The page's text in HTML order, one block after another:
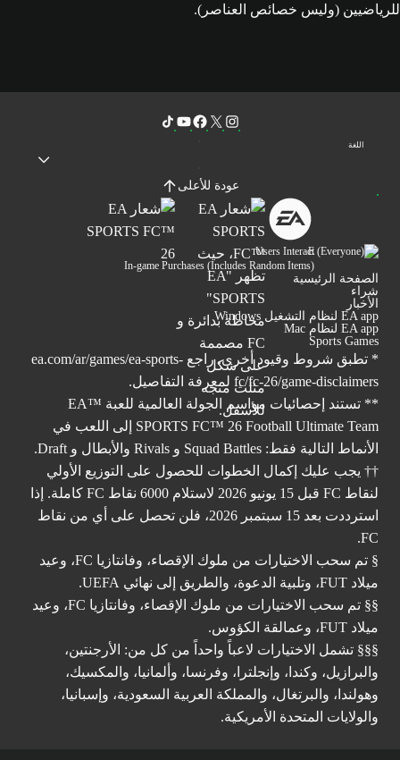
للرياضيين (وليس خصائص العناصر).
اللغة
عودة للأعلى
Users Interact
In-game Purchases (Includes Random Items)
الصفحة الرئيسية
شراء
الأخبار
EA app لنظام التشغيل Windows
EA app لنظام Mac
Sports Games
* تطبق شروط وقيود أخرى. راجع ea.com/ar/games/ea-sports-
fc/fc-26/game-disclaimers لمعرفة التفاصيل.
** تستند إحصائيات مواسم الجولة العالمية للعبة ™EA
SPORTS FC™ 26 Football Ultimate Team إلى اللعب في
الأنماط التالية فقط: Squad Battles و Rivals والأبطال و Draft.
†† يجب عليك إكمال الخطوات للحصول على التوزيع الأولي
لنقاط FC قبل 15 يونيو 2026 لاستلام 6000 نقاط FC كاملة. إذا
استرددت بعد 15 سبتمبر 2026، فلن تحصل على أي من نقاط
FC.
§ تم سحب الاختيارات من ملوك الإقصاء، وفانتازيا FC، وعيد
ميلاد FUT، وتلبية الدعوة، والطريق إلى نهائي UEFA.
§§ تم سحب الاختيارات من ملوك الإقصاء، وفانتازيا FC، وعيد
ميلاد FUT، وعمالقة الكؤوس.
§§§ تشمل الاختيارات لاعباً واحداً من كل من: الأرجنتين،
والبرازيل، وكندا، وإنجلترا، وفرنسا، وألمانيا، والمكسيك،
وهولندا، والبرتغال، والمملكة العربية السعودية، وإسبانيا،
والولايات المتحدة الأمريكية.